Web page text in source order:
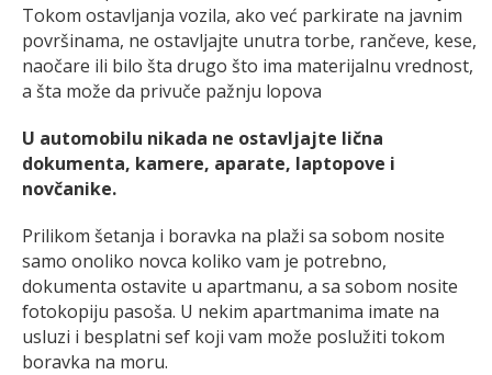
Tokom ostavljanja vozila, ako već parkirate na javnim
površinama, ne ostavljajte unutra torbe, rančeve, kese,
naočare ili bilo šta drugo što ima materijalnu vrednost,
a šta može da privuče pažnju lopova
U automobilu nikada ne ostavljajte lična
dokumenta, kamere, aparate, laptopove i
novčanike.
Prilikom šetanja i boravka na plaži sa sobom nosite
samo onoliko novca koliko vam je potrebno,
dokumenta ostavite u apartmanu, a sa sobom nosite
fotokopiju pasoša. U nekim apartmanima imate na
usluzi i besplatni sef koji vam može poslužiti tokom
boravka na moru.